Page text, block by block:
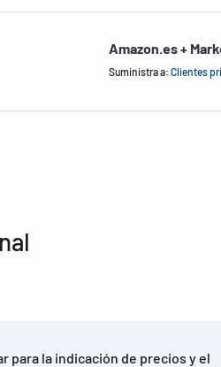
Amazon.es +
Suministra a: Clientes
para la indicación de precios y el